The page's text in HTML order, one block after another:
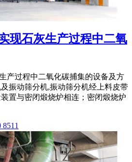
现石灰生产过程中二氧
产过程中二氧化碳捕集的设备及方
振动筛分机,振动筛分机经上料皮带
置与密闭煅烧炉相连；密闭煅烧炉